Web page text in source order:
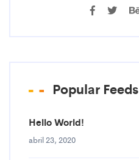
Popular Feeds
Hello World!
abril 23, 2020